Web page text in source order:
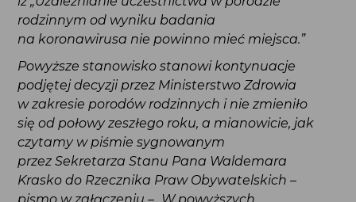
Powyższe stanowisko stanowi kontynuacje
podjętej decyzji przez Ministerstwo Zdrowia
w zakresie porodów rodzinnych i nie zmieniło się
od połowy zeszłego roku, a mianowicie, jak
czytamy w piśmie sygnowanym przez Sekretarza
Stanu Pana Waldemara Krasko do Rzecznika
Praw Obywatelskich – pismo w załączeniu – „W
powyższych zaleceniach zrezygnowano
z obligatoryjnego wymogu okazywania
przez osoby towarzyszące przy porodzie